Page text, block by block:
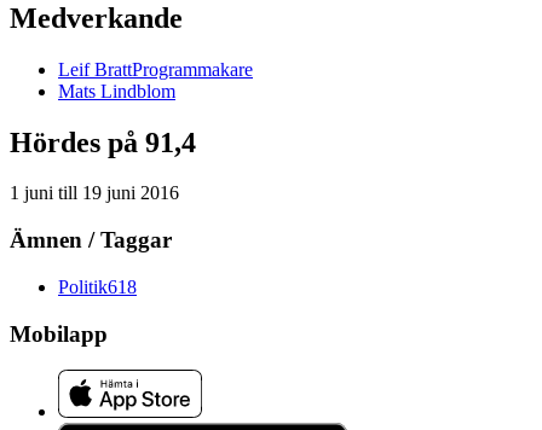
Medverkande
Leif BrattProgrammakare
Mats Lindblom
Hördes på 91,4
1 juni till 19 juni 2016
Ämnen / Taggar
Politik618
Mobilapp